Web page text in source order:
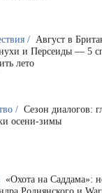
/ Август в
и Персеиды — 5
лето
/ Сезон диалогов:
осени-зимы
«Охота на Саддама»: